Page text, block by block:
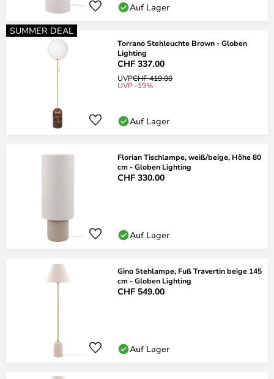
Auf Lager
SUMMER DEAL
Torrano Stehleuchte Brown - Globen
Lighting
CHF 337.00
UVPCHF 419.00
UVP -19%
Auf Lager
Florian Tischlampe, weiß/beige, Höhe 80
cm - Globen Lighting
CHF 330.00
Auf Lager
Gino Stehlampe, Fuß Travertin beige 145
cm - Globen Lighting
CHF 549.00
Auf Lager